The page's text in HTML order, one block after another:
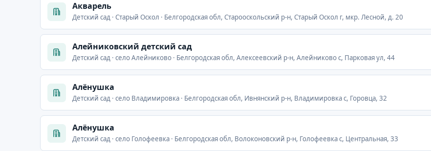
Акварель
Детский сад · Старый Оскол · Белгородская обл, Старооскольский р-н, Старый Оскол г, мкр. Лесной, д. 20
Алейниковский детский сад
Детский сад · село Алейниково · Белгородская обл, Алексеевский р-н, Алейниково с, Парковая ул, 44
Алёнушка
Детский сад · село Владимировка · Белгородская обл, Ивнянский р-н, Владимировка с, Горовца, 32
Алёнушка
Детский сад · село Голофеевка · Белгородская обл, Волоконовский р-н, Голофеевка с, Центральная, 33